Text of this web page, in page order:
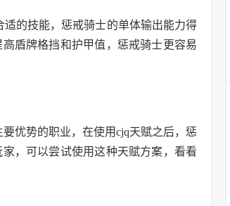
的技能，惩戒骑士的单体输出能力得
盾牌格挡和护甲值，惩戒骑士更容易
优势的职业，在使用cjq天赋之后，惩
，可以尝试使用这种天赋方案，看看